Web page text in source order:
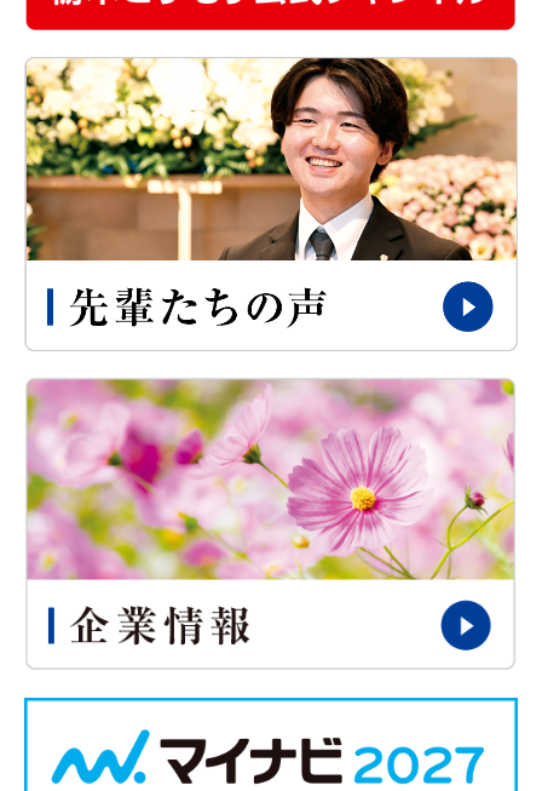
サービス
葬祭事業
ギフト事業
企業情報
中途採用
パートアルバイト
アクセス
運営ホール
栃木エリア
佐野エリア
足利エリア
那須烏山・那珂川エリア
お問い合わせ